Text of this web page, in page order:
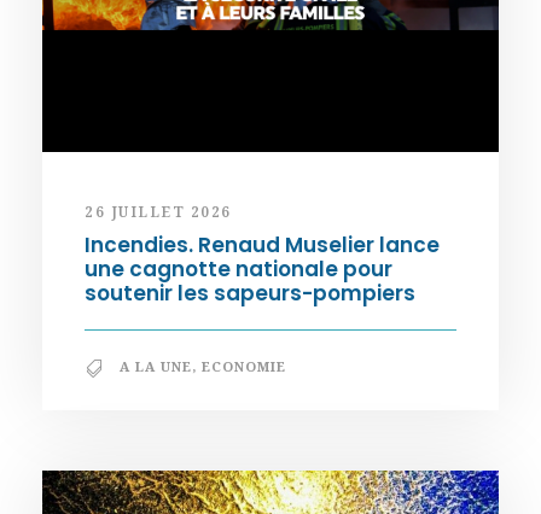
26 JUILLET 2026
Incendies. Renaud Muselier lance
une cagnotte nationale pour
soutenir les sapeurs-pompiers
A LA UNE, ECONOMIE